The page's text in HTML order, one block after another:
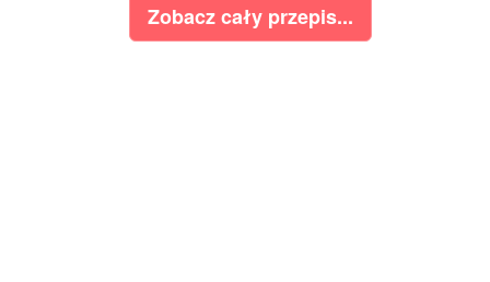
Zobacz cały przepis...